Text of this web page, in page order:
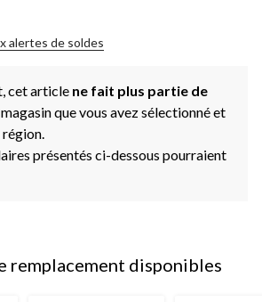
alertes de soldes
cet article ne fait plus partie de
que vous avez sélectionné et
présentés ci-dessous pourraient
remplacement disponibles